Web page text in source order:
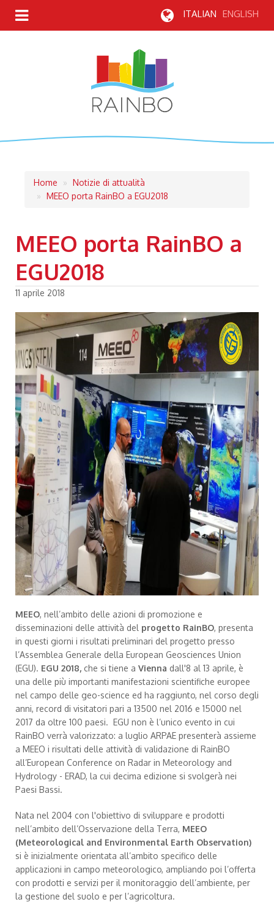
ITALIAN ENGLISH
Briciole
Home
Notizie di attualità
MEEO porta RainBO a EGU2018
MEEO porta RainBO a
EGU2018
11 aprile 2018
MEEO, nell’ambito delle azioni di promozione e
disseminazioni delle attività del progetto RainBO, presenta
in questi giorni i risultati preliminari del progetto presso
l’Assemblea Generale della European Geosciences Union
(EGU). EGU 2018, che si tiene a Vienna dall'8 al 13 aprile, è
una delle più importanti manifestazioni scientifiche europee
nel campo delle geo-science ed ha raggiunto, nel corso degli
anni, record di visitatori pari a 13500 nel 2016 e 15000 nel
2017 da oltre 100 paesi. EGU non è l’unico evento in cui
RainBO verrà valorizzato: a luglio ARPAE presenterà assieme
a MEEO i risultati delle attività di validazione di RainBO
all’European Conference on Radar in Meteorology and
Hydrology - ERAD, la cui decima edizione si svolgerà nei
Paesi Bassi.
Nata nel 2004 con l'obiettivo di sviluppare e prodotti
nell’ambito dell’Osservazione della Terra, MEEO
(Meteorological and Environmental Earth Observation)
si è inizialmente orientata all’ambito specifico delle
applicazioni in campo meteorologico, ampliando poi l’offerta
con prodotti e servizi per il monitoraggio dell’ambiente, per
la gestione del suolo e per l’agricoltura.